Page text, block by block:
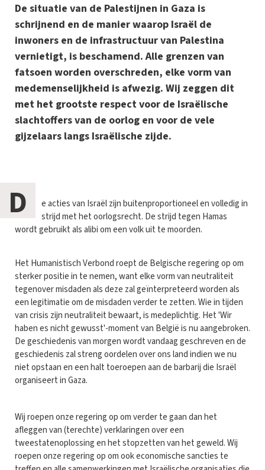
De situatie van de Palestijnen in Gaza is
schrijnend en de manier waarop Israël de
inwoners en de infrastructuur van Palestina
vernietigt, is beschamend. Alle grenzen van
fatsoen worden overschreden, elke vorm van
medemenselijkheid is afwezig. Wij zeggen dit
met het grootste respect voor de Israëlische
slachtoffers van de oorlog en voor de vele
gijzelaars langs Israëlische zijde.
D
e acties van Israël zijn buitenproportioneel en volledig in
strijd met het oorlogsrecht. De strijd tegen Hamas
wordt gebruikt als alibi om een volk uit te moorden.
Het Humanistisch Verbond roept de Belgische regering op om
sterker positie in te nemen, want elke vorm van neutraliteit
tegenover misdaden als deze zal geïnterpreteerd worden als
een legitimatie om de misdaden verder te zetten. Wie in tijden
van crisis zijn neutraliteit bewaart, is medeplichtig. Het 'Wir
haben es nicht gewusst'-moment van België is nu aangebroken.
De geschiedenis van morgen wordt vandaag geschreven en de
geschiedenis zal streng oordelen over ons land indien we nu
niet opstaan en een halt toeroepen aan de barbarij die Israël
organiseert in Gaza.
Wij roepen onze regering op om verder te gaan dan het
afleggen van (terechte) verklaringen over een
tweestatenoplossing en het stopzetten van het geweld. Wij
roepen onze regering op om ook economische sancties te